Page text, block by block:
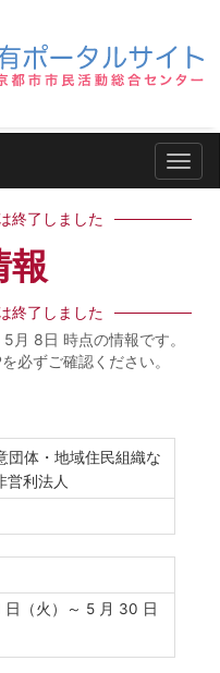
ナビ
終了しました
報
終了しました
月 8日 時点の情報です。
必ずご確認ください。
体・地域住民組織な
営利法人
日（火）～ 5 月 30 日